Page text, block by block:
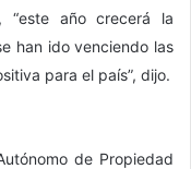
“este año crecerá la
han ido venciendo las
para el país”, dijo.
de Propiedad